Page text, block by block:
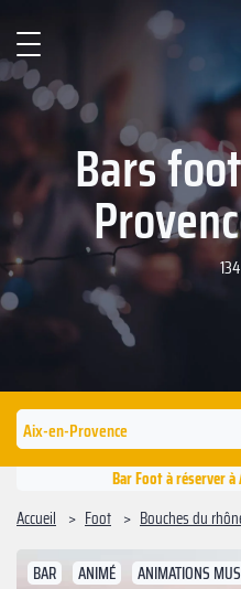
Bars
Bar Foot à réserver
Accueil
Foot Bouches du
BAR ANIMÉ ANIMATIONS